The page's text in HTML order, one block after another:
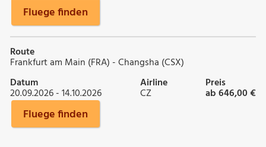
Fluege finden
Route
Frankfurt am Main (FRA) - Changsha (CSX)
Datum
20.09.2026 - 14.10.2026
Airline
CZ
Preis
ab 646,00 €
Fluege finden